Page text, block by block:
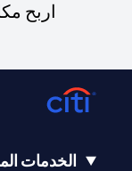
اربح
الخدمات